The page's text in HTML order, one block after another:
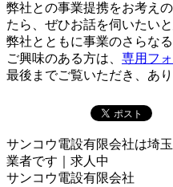
弊社との事業提携をお考え
たら、ぜひお話を伺いたいと
弊社とともに事業のさらな
ご興味のある方は、 専用フ
最後までご覧いただき、あ
サンコウ電設有限会社は埼
業者です｜求人中
サンコウ電設有限会社